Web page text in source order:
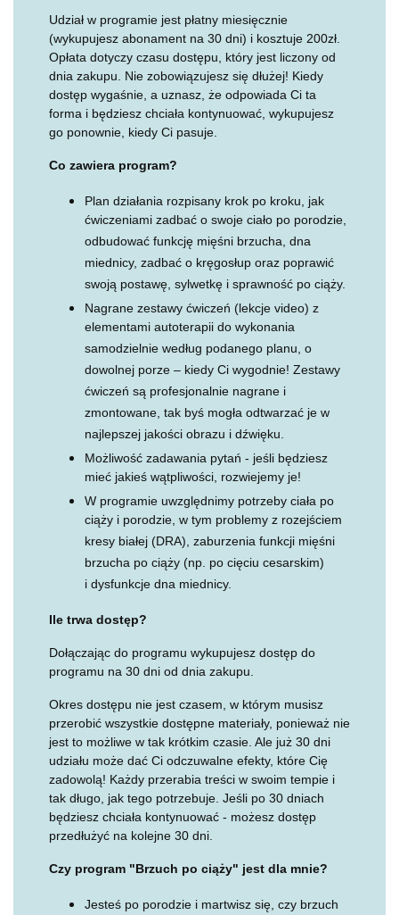
Udział w programie jest płatny miesięcznie
(wykupujesz abonament na 30 dni) i kosztuje 200zł.
Opłata dotyczy czasu dostępu, który jest liczony od
dnia zakupu. Nie zobowiązujesz się dłużej! Kiedy
dostęp wygaśnie, a uznasz, że odpowiada Ci ta
forma i będziesz chciała kontynuować, wykupujesz
go ponownie, kiedy Ci pasuje.
Co zawiera program?
Plan działania rozpisany krok po kroku, jak
ćwiczeniami zadbać o swoje ciało po porodzie,
odbudować funkcję mięśni brzucha, dna
miednicy, zadbać o kręgosłup oraz poprawić
swoją postawę, sylwetkę i sprawność po ciąży.
Nagrane zestawy ćwiczeń (lekcje video) z
elementami autoterapii do wykonania
samodzielnie według podanego planu, o
dowolnej porze – kiedy Ci wygodnie! Zestawy
ćwiczeń są profesjonalnie nagrane i
zmontowane, tak byś mogła odtwarzać je w
najlepszej jakości obrazu i dźwięku.
Możliwość zadawania pytań - jeśli będziesz
mieć jakieś wątpliwości, rozwiejemy je!
W programie uwzględnimy potrzeby ciała po
ciąży i porodzie, w tym problemy z rozejściem
kresy białej (DRA), zaburzenia funkcji mięśni
brzucha po ciąży (np. po cięciu cesarskim)
i dysfunkcje dna miednicy.
Ile trwa dostęp?
Dołączając do programu wykupujesz dostęp do
programu na 30 dni od dnia zakupu.
Okres dostępu nie jest czasem, w którym musisz
przerobić wszystkie dostępne materiały, ponieważ nie
jest to możliwe w tak krótkim czasie. Ale już 30 dni
udziału może dać Ci odczuwalne efekty, które Cię
zadowolą! Każdy przerabia treści w swoim tempie i
tak długo, jak tego potrzebuje. Jeśli po 30 dniach
będziesz chciała kontynuować - możesz dostęp
przedłużyć na kolejne 30 dni.
Czy program "Brzuch po ciąży" jest dla mnie?
Jesteś po porodzie i martwisz się, czy brzuch